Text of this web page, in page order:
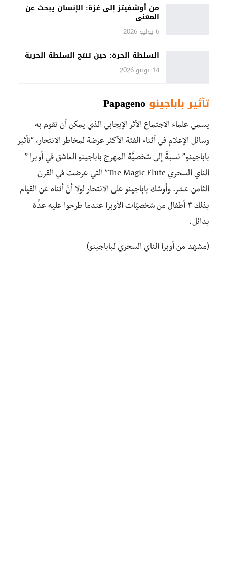
من أوشفيتز إلى غزة: الإنسان يبحث عن
المعنى
6 يوليو 2026
السلطة الحرة: حين تنتج السلطة الحرية
14 يونيو 2026
تأثير باباجينو
يسمي علماء الاجتماع الأثر الإيجابي الذي يمكن أن تقوم به
وسائل الإعلام في أثناء الفئة الأكثر عرضة لمخاطر الانتحار، “تأثير
باباجينو” نسبةً إلى شخصيَّة المهرج باباجينو العاشق في أوبرا ”
الناي السحري The Magic Flute” التي عرضت في القرن
الثامن عشر. وأوشك باباجينو على الانتحار لولا أنْ أثناه عن القيام
بذلك ٣ أطفال من شخصيّات الأوبرا عندما طرحوا عليه عدَّة
بدائل.
(مشهد من أوبرا الناي السحري لباباجينو)